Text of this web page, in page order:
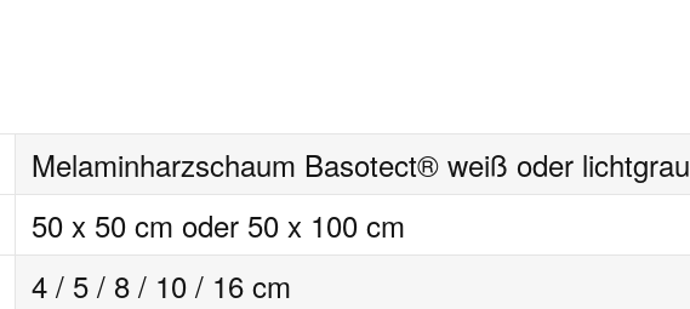
Melaminharzschaum Basotect® weiß oder lichtgrau
50 x 50 cm oder 50 x 100 cm
4 / 5 / 8 / 10 / 16 cm